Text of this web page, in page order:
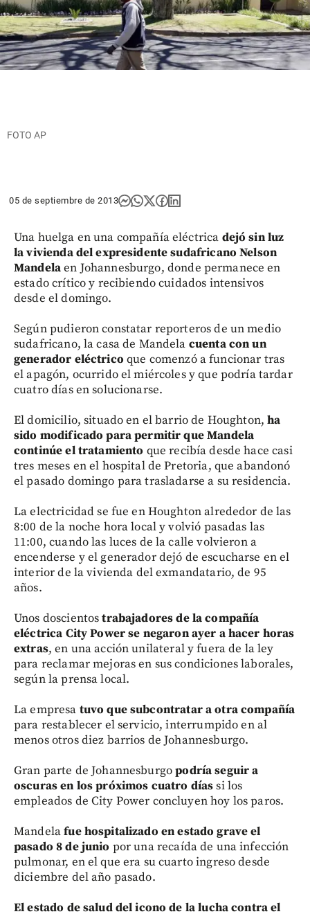
FOTO AP
05 de septiembre de 2013
Una huelga en una compañía eléctrica dejó sin luz
la vivienda del expresidente sudafricano Nelson
Mandelaen Johannesburgo, donde permanece en
estado crítico y recibiendo cuidados intensivos
desde el domingo.
Según pudieron constatar reporteros de un medio
sudafricano, la casa de Mandela cuenta con un
generador eléctrico que comenzó a funcionar tras
el apagón, ocurrido el miércoles y que podría tardar
cuatro días en solucionarse.
El domicilio, situado en el barrio de Houghton,ha
sido modificado para permitir que Mandela
continúe el tratamiento que recibía desde hace casi
tres meses en el hospital de Pretoria, que abandonó
el pasado domingo para trasladarse a su residencia.
La electricidad se fue en Houghton alrededor de las
8:00 de la noche hora local y volvió pasadas las
11:00, cuando las luces de la calle volvieron a
encenderse y el generador dejó de escucharse en el
interior de la vivienda del exmandatario, de 95
años.
Unos doscientostrabajadores de la compañía
eléctrica City Powerse negaron ayer a hacer horas
extras, en una acción unilateral y fuera de la ley
para reclamar mejoras en sus condiciones laborales,
según la prensa local.
La empresa tuvo que subcontratar a otra compañía
para restablecer el servicio, interrumpido en al
menos otros diez barrios de Johannesburgo.
Gran parte de Johannesburgopodría seguir a
oscuras en los próximos cuatro díassi los
empleados de City Power concluyen hoy los paros.
Mandelafue hospitalizado en estado grave el
pasado 8 de junio por una recaída de una infección
pulmonar, en el que era su cuarto ingreso desde
diciembre del año pasado.
El estado de salud del icono de la lucha contra el